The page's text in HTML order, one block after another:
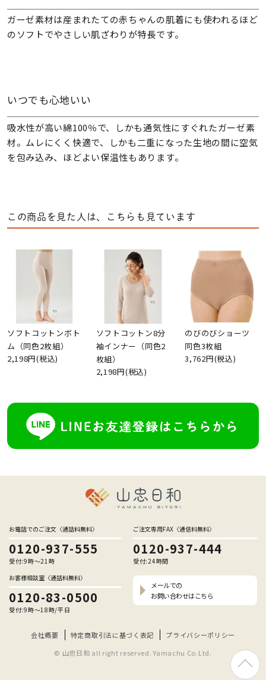
ガーゼ素材は産まれたての赤ちゃんの肌着にも使われるほど
のソフトでやさしい肌ざわりが特長です。
いつでも心地いい
吸水性が高い綿100％で、しかも通気性にすぐれたガーゼ素
材。ムレにくく快適で、しかも二重になった生地の間に空気
を包み込み、ほどよい保温性もあります。
この商品を見た人は、こちらも見ています
ソフトコットンボト
ム（同色2枚組）
2,198円(税込)
ソフトコットン8分
袖インナー（同色2
枚組）
2,198円(税込)
のびのびショーツ
同色3枚組
3,762円(税込)
お電話でのご注文〈通話料無料〉
0120-937-555
受付:9時〜21時
ご注文専用FAX〈通信料無料〉
0120-937-444
受付:24時間
お客様相談室〈通話料無料〉
0120-83-0500
受付:9時〜18時/平日
メールでの
お問い合わせはこちら
会社概要 特定商取引法に基づく表記
プライバシーポリシー
© 山忠日和 all right reserved. Yamachu Co.Ltd.